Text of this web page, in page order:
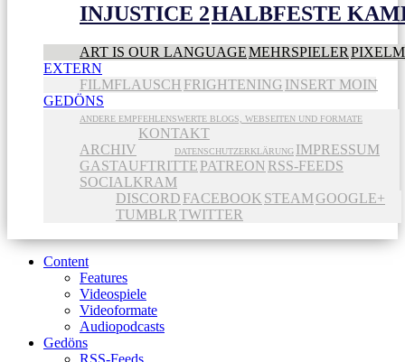
INJUSTICE 2HALBFESTE
ART IS OUR LANGUAGEMEHRSPIELER
EXTERN
FILMFLAUSCH FRIGHTENING INSERT MOIN
GEDÖNS
ANDERE EMPFEHLENSWERTE BLOGS, WEBSEITEN UND FORMATE
ARCHIV
KONTAKT
DATENSCHUTZERKLÄRUNG IMPRESSUM
GASTAUFTRITTE PATREON RSS-FEEDS
SOCIALKRAM
DISCORD FACEBOOK STEAMGOOGLE+
TUMBLR TWITTER
Content
Features
Videospiele
Videoformate
Audiopodcasts
Gedöns